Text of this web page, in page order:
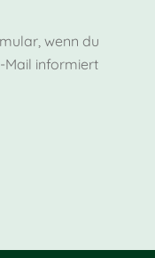
wenn du
Mail informiert